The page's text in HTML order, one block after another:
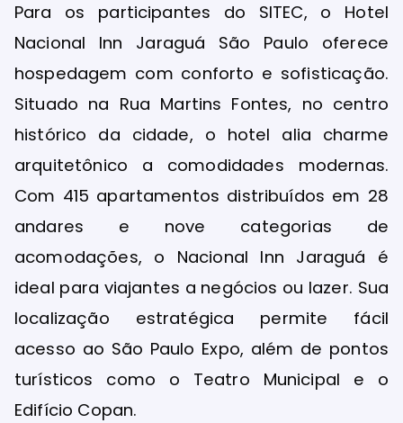
Para os participantes do SITEC, o Hotel
Nacional Inn Jaraguá São Paulo oferece
hospedagem com conforto e sofisticação.
Situado na Rua Martins Fontes, no centro
histórico da cidade, o hotel alia charme
arquitetônico a comodidades modernas.
Com 415 apartamentos distribuídos em 28
andares e nove categorias de
acomodações, o Nacional Inn Jaraguá é
ideal para viajantes a negócios ou lazer. Sua
localização estratégica permite fácil
acesso ao São Paulo Expo, além de pontos
turísticos como o Teatro Municipal e o
Edifício Copan.